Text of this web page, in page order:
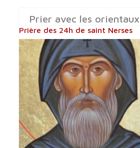
Prier avec les orientaux
Prière des 24h de saint Nerses